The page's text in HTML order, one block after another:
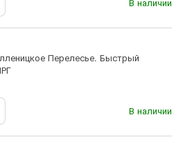
Перелесье. Быстрый
В наличии